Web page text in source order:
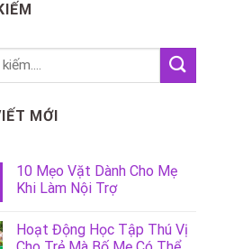
MỚI
10 Mẹo Vặt Dành Cho Mẹ
Khi Làm Nội Trợ
Hoạt Động Học Tập Thú Vị